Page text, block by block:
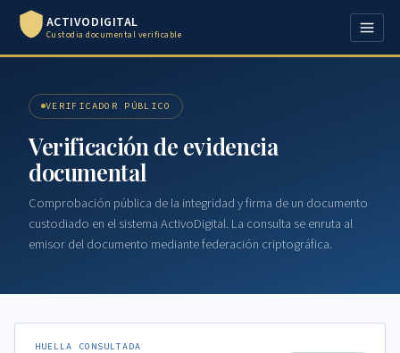
ACTIVODIGITAL
Custodia documental verificable
VERIFICADOR PÚBLICO
Verificación de evidencia
documental
Comprobación pública de la integridad y firma de un documento
custodiado en el sistema ActivoDigital. La consulta se enruta al
emisor del documento mediante federación criptográfica.
HUELLA CONSULTADA